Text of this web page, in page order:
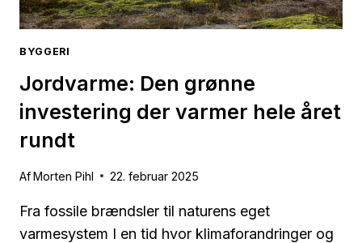
BYGGERI
Jordvarme: Den grønne
investering der varmer hele året
rundt
AfMorten Pihl 22. februar 2025
Fra fossile brændsler til naturens eget
varmesystem I en tid hvor klimaforandringer og